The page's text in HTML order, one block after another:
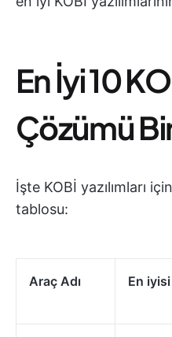
En İyi 10
Çözümü
İşte KOBİ yazılımları
tablosu:
Araç Adı En iyisi